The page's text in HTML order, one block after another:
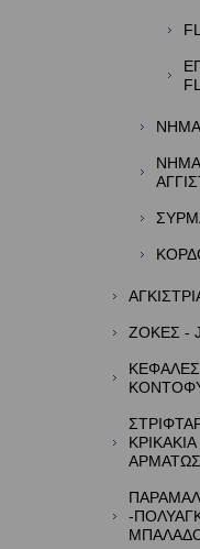
ΝΗΜΑ
ΖΟΚΕΣ -
ΚΕΦΑΛΕΣ
-